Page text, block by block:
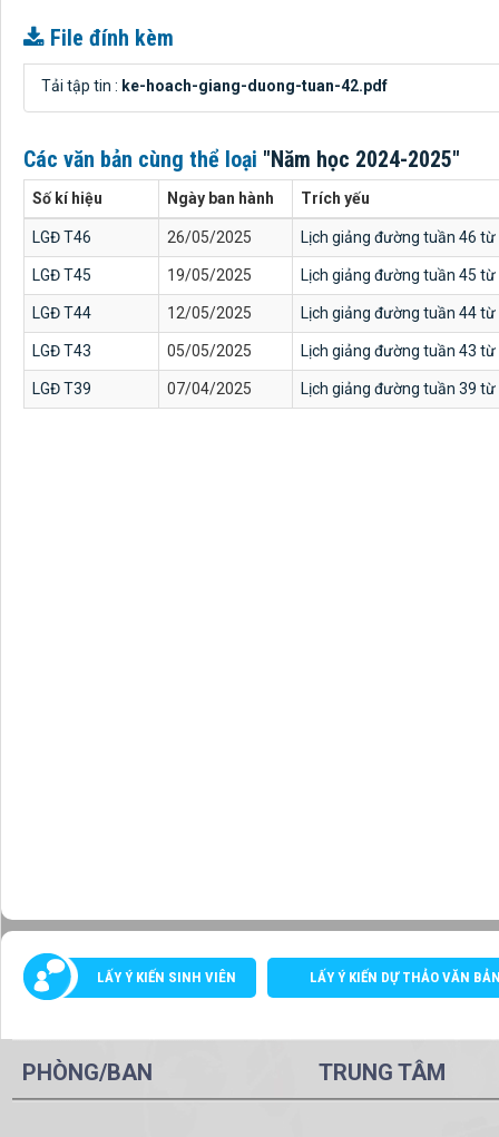
File đính kèm
Tải tập tin : ke-hoach-giang-duong-tuan-42.pdf
Các văn bản cùng thể loại "Năm học 2024-2025"
Số kí hiệu Ngày ban hành Trích yếu
LGĐ T46 26/05/2025 Lịch giảng đường tuần 46
LGĐ T45 19/05/2025 Lịch giảng đường tuần 45
LGĐ T44 12/05/2025 Lịch giảng đường tuần 44
LGĐ T43 05/05/2025 Lịch giảng đường tuần 43
LGĐ T39 07/04/2025 Lịch giảng đường tuần 39
LẤY Ý KIẾN SINH VIÊN LẤY Ý KIẾN DỰ THẢO VĂN
PHÒNG/BAN TRUNG TÂM